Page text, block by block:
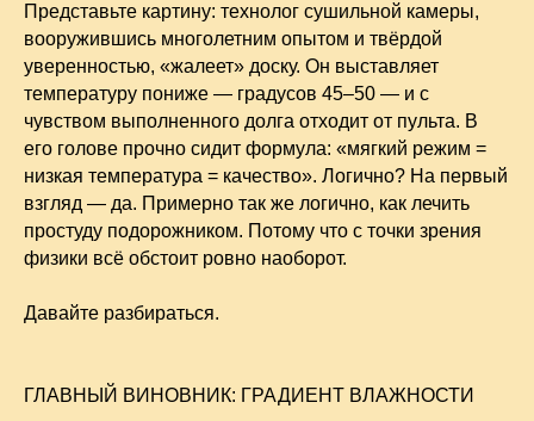
Представьте картину: технолог сушильной камеры,
вооружившись многолетним опытом и твёрдой
уверенностью, «жалеет» доску. Он выставляет
температуру пониже — градусов 45–50 — и с
чувством выполненного долга отходит от пульта. В
его голове прочно сидит формула: «мягкий режим =
низкая температура = качество». Логично? На первый
взгляд — да. Примерно так же логично, как лечить
простуду подорожником. Потому что с точки зрения
физики всё обстоит ровно наоборот.
Давайте разбираться.
ГЛАВНЫЙ ВИНОВНИК: ГРАДИЕНТ ВЛАЖНОСТИ